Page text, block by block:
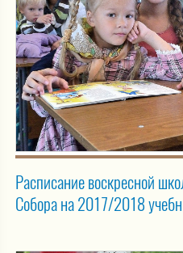
Расписание воскресной
Собора на 2017/2018